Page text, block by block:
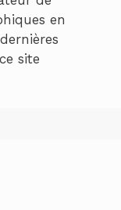
en
site